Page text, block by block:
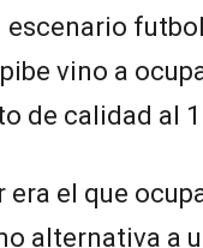
vino a
de calidad al
el que
alternativa a